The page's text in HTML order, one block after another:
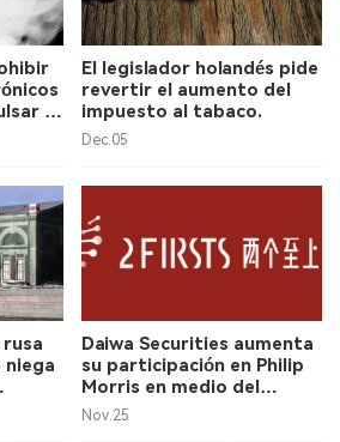
el
El legislador holandés pide
revertir el aumento del
impuesto al tabaco.
Dec.05
niega
Daiwa Securities aumenta
su participación en Philip
Morris en medio del
impulso hacia productos
Nov.25